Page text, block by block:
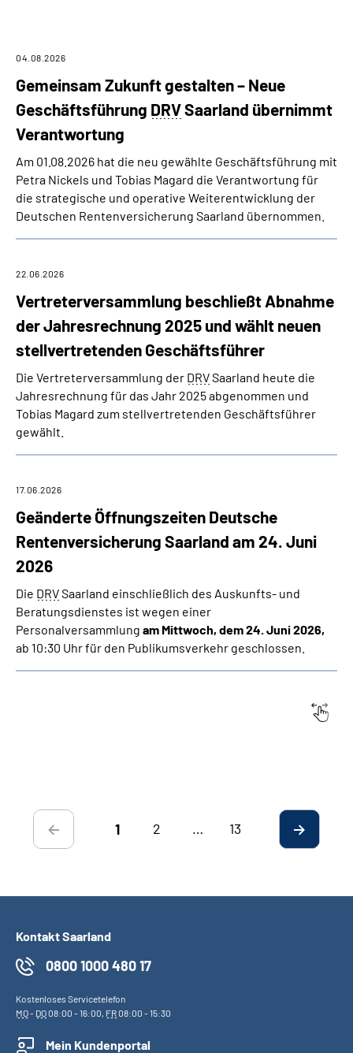
Inhalte in Gebärdensprache (DGS)
Suche
Mein Kundenportal
Gemeinsam Zukunft gestalten – Neue
Geschäftsführung DRVSaarland übernimmt
Verantwortung
04.08.2026
Am 01.08.2026 hat die neu gewählte Geschäftsführung mit
Petra Nickels und Tobias Magard die Verantwortung für
die strategische und operative Weiterentwicklung der
Deutschen Rentenversicherung Saarland übernommen.
Vertreterversammlung beschließt Abnahme
der Jahresrechnung 2025 und wählt neuen
stellvertretenden Geschäftsführer
22.06.2026
Die Vertreterversammlung der DRVSaarland heute die
Jahresrechnung für das Jahr 2025 abgenommen und
Tobias Magard zum stellvertretenden Geschäftsführer
gewählt.
Geänderte Öffnungszeiten Deutsche
Rentenversicherung Saarland am 24. Juni
2026
17.06.2026
Die DRVSaarland einschließlich des Auskunfts- und
Beratungsdienstes ist wegen einer
Personalversammlung am Mittwoch, dem 24. Juni 2026,
ab 10:30 Uhr für den Publikumsverkehr geschlossen.
1 2 … 13
Kontakt Saarland
0800 1000 480 17
Kostenloses Servicetelefon
MO- DO08:00 - 16:00, FR08:00 - 15:30
Mein Kundenportal